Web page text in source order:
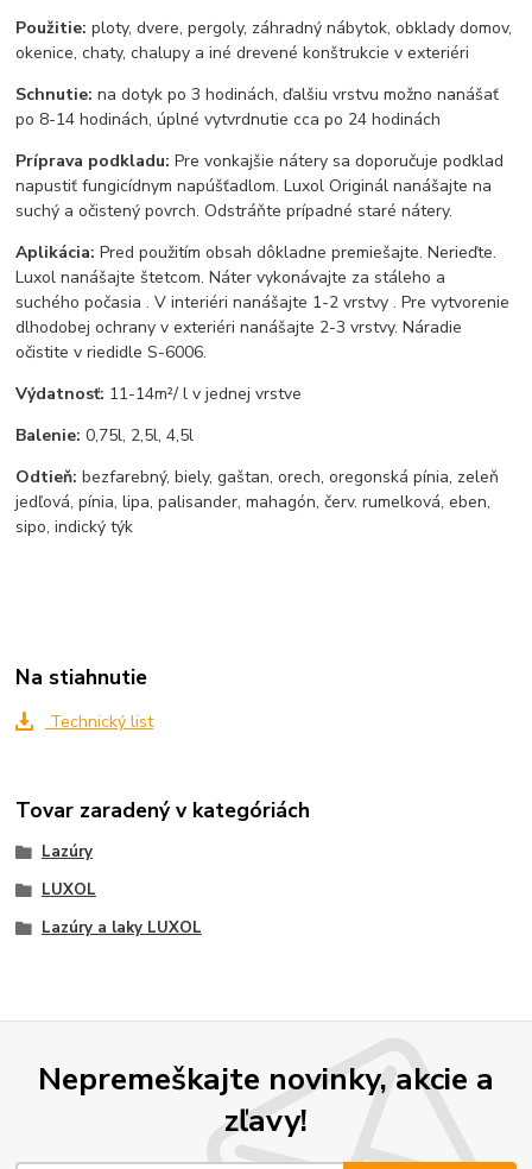
Použitie: ploty, dvere, pergoly, záhradný nábytok, obklady domov,
okenice, chaty, chalupy a iné drevené konštrukcie v exteriéri
Schnutie: na dotyk po 3 hodinách, ďalšiu vrstvu možno nanášať
po 8-14 hodinách, úplné vytvrdnutie cca po 24 hodinách
Príprava podkladu: Pre vonkajšie nátery sa doporučuje podklad
napustiť fungicídnym napúšťadlom. Luxol Originál nanášajte na
suchý a očistený povrch. Odstráňte prípadné staré nátery.
Aplikácia: Pred použitím obsah dôkladne premiešajte. Nerieďte.
Luxol nanášajte štetcom. Náter vykonávajte za stáleho a
suchého počasia . V interiéri nanášajte 1-2 vrstvy . Pre vytvorenie
dlhodobej ochrany v exteriéri nanášajte 2-3 vrstvy. Náradie
očistite v riedidle S-6006.
Výdatnosť: 11-14m²/ l v jednej vrstve
Balenie:0,75l, 2,5l, 4,5l
Odtieň:bezfarebný, biely, gaštan, orech, oregonská pínia, zeleň
jedľová, pínia, lipa, palisander, mahagón, červ. rumelková, eben,
sipo, indický týk
Na stiahnutie
Technický list
Tovar zaradený v kategóriách
Lazúry
LUXOL
Lazúry a laky LUXOL
Nepremeškajte novinky, akcie a
zľavy!